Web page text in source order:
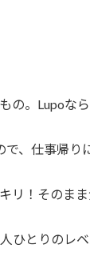
の。Lupoな
、仕事帰り
リ！そのま
ひとりのレ